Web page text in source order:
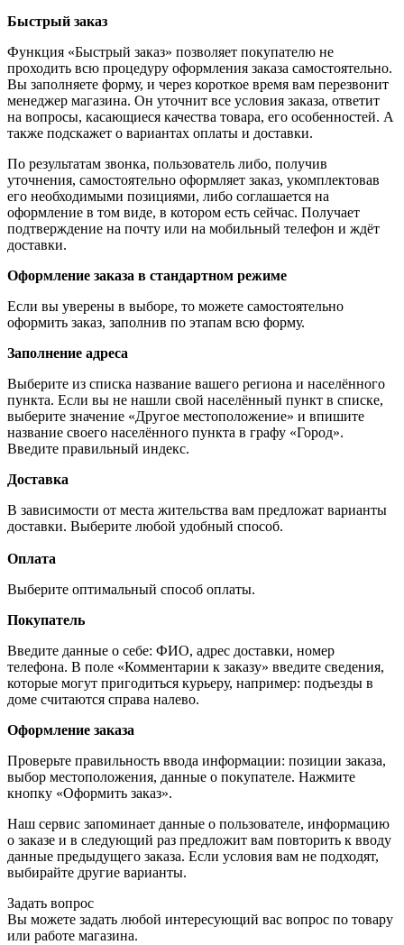
Быстрый заказ
Функция «Быстрый заказ» позволяет покупателю не
проходить всю процедуру оформления заказа самостоятельно.
Вы заполняете форму, и через короткое время вам перезвонит
менеджер магазина. Он уточнит все условия заказа, ответит
на вопросы, касающиеся качества товара, его особенностей. А
также подскажет о вариантах оплаты и доставки.
По результатам звонка, пользователь либо, получив
уточнения, самостоятельно оформляет заказ, укомплектовав
его необходимыми позициями, либо соглашается на
оформление в том виде, в котором есть сейчас. Получает
подтверждение на почту или на мобильный телефон и ждёт
доставки.
Оформление заказа в стандартном режиме
Если вы уверены в выборе, то можете самостоятельно
оформить заказ, заполнив по этапам всю форму.
Заполнение адреса
Выберите из списка название вашего региона и населённого
пункта. Если вы не нашли свой населённый пункт в списке,
выберите значение «Другое местоположение» и впишите
название своего населённого пункта в графу «Город».
Введите правильный индекс.
Доставка
В зависимости от места жительства вам предложат варианты
доставки. Выберите любой удобный способ.
Оплата
Выберите оптимальный способ оплаты.
Покупатель
Введите данные о себе: ФИО, адрес доставки, номер
телефона. В поле «Комментарии к заказу» введите сведения,
которые могут пригодиться курьеру, например: подъезды в
доме считаются справа налево.
Оформление заказа
Проверьте правильность ввода информации: позиции заказа,
выбор местоположения, данные о покупателе. Нажмите
кнопку «Оформить заказ».
Наш сервис запоминает данные о пользователе, информацию
о заказе и в следующий раз предложит вам повторить к вводу
данные предыдущего заказа. Если условия вам не подходят,
выбирайте другие варианты.
Задать вопрос
Вы можете задать любой интересующий вас вопрос по товару
или работе магазина.